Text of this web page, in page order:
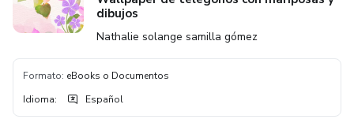
dibujos
Nathalie solange samilla gómez
Formato: eBooks o Documentos
Idioma: Español